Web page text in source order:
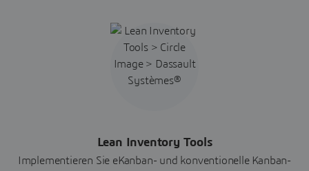
Lean Inventory Tools
Implementieren Sie eKanban- und konventionelle Kanban-